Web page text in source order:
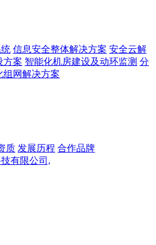
信息安全整体解决方案 安全云解
方案 智能化机房建设及动环监测 分
组网解决方案
质 发展历程 合作品牌
有限公司,